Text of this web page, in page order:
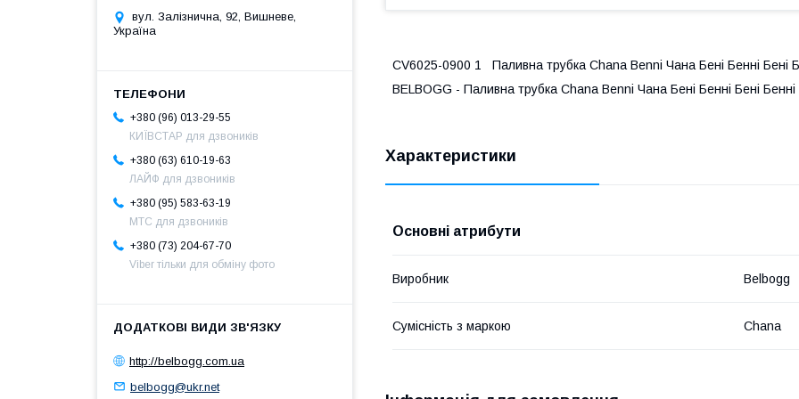
CV6025-0900 1 Паливна трубка Сhana Benni Чана Бені Бенні Бені
BELBOGG - Паливна трубка Сhana Benni Чана Бені Бенні Бені Бенні
Характеристики
Основні атрибути
Виробник Belbogg
Сумісність з маркою Chana
вул. Залізнична, 92, Вишневе,
Україна
+380 (96) 013-29-55
КИЇВСТАР для дзвоників
+380 (63) 610-19-63
ЛАЙФ для дзвоників
+380 (95) 583-63-19
МТС для дзвоників
+380 (73) 204-67-70
Viber тільки для обміну фото
http://belbogg.com.ua
belbogg@ukr.net